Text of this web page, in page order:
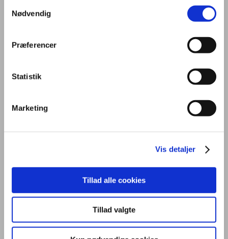
Nødvendig
Præferencer
Statistik
Marketing
Vis detaljer
Tillad alle cookies
Tillad valgte
OM UDDANNELSEN FREMTID
KONTAKT
Generelt
På kontoruddannelsen får du en grundlæggende viden om mundtlig
kontakt med kunder og service, og du arbejder med tekstbehandling,
regneark, databaser og andre IT-programmer.